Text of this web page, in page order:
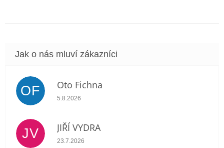
OF Oto Fichna
Hodnocení obchodu je 5 z 5 hvězdiček.
5.8.2026
JV JIŘÍ VYDRA
Hodnocení obchodu je 5 z 5 hvězdiček.
23.7.2026